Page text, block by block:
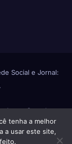
Social e Jornal:
Completo
LoginMembros
tenha a melhor
a usar este site,